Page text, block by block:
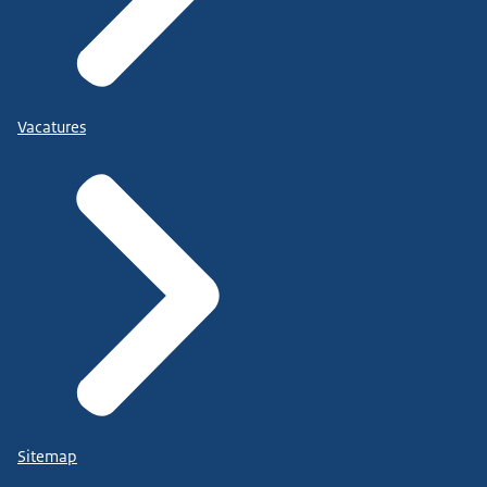
Vacatures
Sitemap